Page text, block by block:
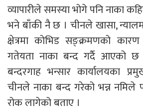
व्यापारीले समस्या भोगे पनि नाका
भने बाँकी नै छ । चीनले खासा,
क्षेत्रमा कोभिड सङ्क्रमणको
गतेयता नाका बन्द गर्दै आएको छ
बन्दरगाह भन्सार कार्यालयका
चीनले नाका बन्द गरेको भन्न नमिले
रोक लागेको बताए ।